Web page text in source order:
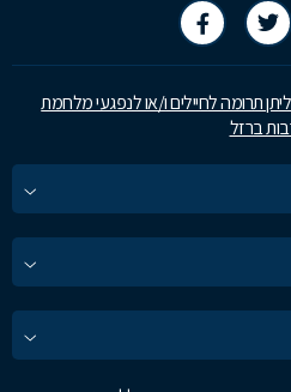
תרומה לחיילים ו/או לנפגעי מלחמת
ברזל